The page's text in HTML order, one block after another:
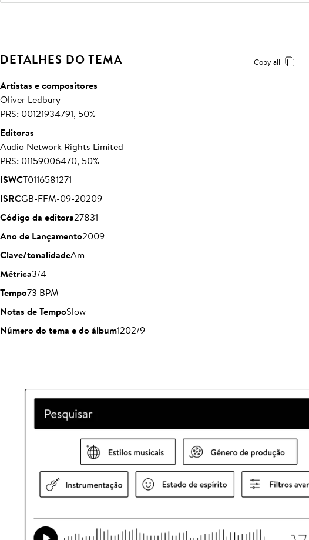
DETALHES DO TEMA Copy all
Artistas e compositores
Oliver Ledbury
PRS: 00121934791, 50%
Editoras
Audio Network Rights Limited
PRS: 01159006470, 50%
ISWCT0116581271
ISRCGB-FFM-09-20209
Código da editora27831
Ano de Lançamento2009
Clave/tonalidadeAm
Métrica3/4
Tempo73 BPM
Notas de TempoSlow
Número do tema e do álbum1202/9